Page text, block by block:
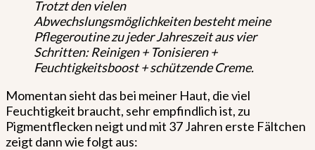
Trotzt den vielen
Abwechslungsmöglichkeiten besteht meine
Pflegeroutine zu jeder Jahreszeit aus vier
Schritten: Reinigen + Tonisieren +
Feuchtigkeitsboost + schützende Creme.
Momentan sieht das bei meiner Haut, die viel
Feuchtigkeit braucht, sehr empfindlich ist, zu
Pigmentflecken neigt und mit 37 Jahren erste Fältchen
zeigt dann wie folgt aus: